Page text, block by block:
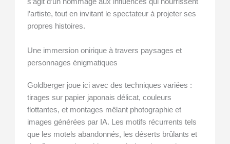
s’agit d’un hommage aux influences qui nourrissent
l’artiste, tout en invitant le spectateur à projeter ses
propres histoires.
Une immersion onirique à travers paysages et
personnages énigmatiques
Goldberger joue ici avec des techniques variées :
tirages sur papier japonais délicat, couleurs
flottantes, et montages mêlant photographie et
images générées par IA. Les motifs récurrents tels
que les motels abandonnés, les déserts brûlants et